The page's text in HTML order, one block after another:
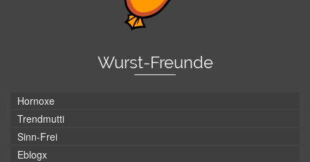
Wurst-Freunde
Hornoxe
Trendmutti
Sinn-Frei
Eblogx